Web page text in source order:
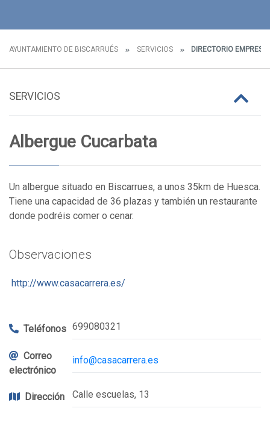
AYUNTAMIENTO DE BISCARRUÉS SERVICIOS DIRECTORIO
SERVICIOS
Albergue Cucarbata
Un albergue situado en Biscarrues, a unos 35km de Huesca.
Tiene una capacidad de 36 plazas y también un restaurante
donde podréis comer o cenar.
Observaciones
http://www.casacarrera.es/
Teléfonos 699080321
Correo
electrónico
info@casacarrera.es
Dirección Calle escuelas, 13